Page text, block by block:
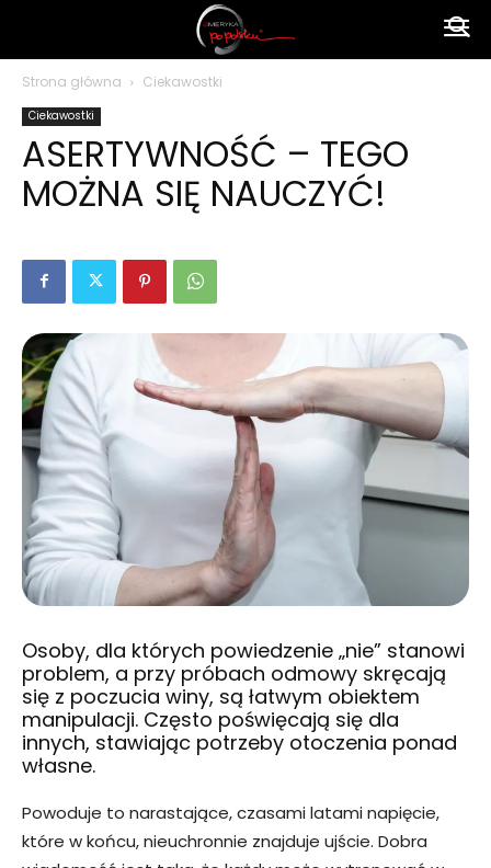
Strona główna Ciekawostki
Ciekawostki
ASERTYWNOŚĆ – TEGO
MOŻNA SIĘ NAUCZYĆ!
Osoby, dla których powiedzenie „nie” stanowi
problem, a przy próbach odmowy skręcają
się z poczucia winy, są łatwym obiektem
manipulacji. Często poświęcają się dla
innych, stawiając potrzeby otoczenia ponad
własne.
Powoduje to narastające, czasami latami napięcie,
które w końcu, nieuchronnie znajduje ujście. Dobra